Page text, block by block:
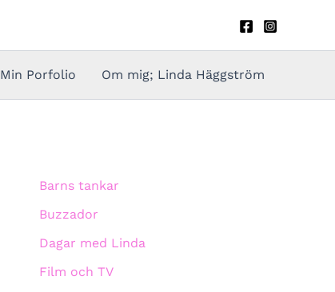
Min Porfolio Om mig; Linda Häggström
Barns tankar
Buzzador
Dagar med Linda
Film och TV